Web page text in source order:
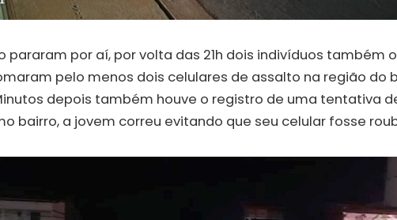
pararam por aí, por volta das 21h dois indivíduos também
pelo menos dois celulares de assalto na região do
depois também houve o registro de uma tentativa
bairro, a jovem correu evitando que seu celular fosse